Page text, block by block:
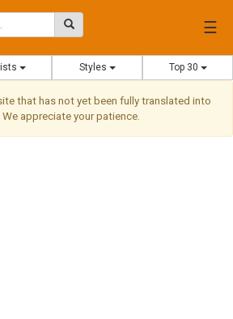
☰
Styles Top 30
that has not yet been fully translated into
We appreciate your patience.